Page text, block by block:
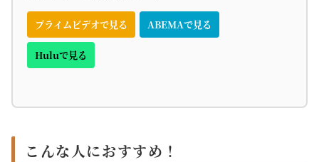
プライムビデオで見る ABEMAで見る
Huluで見る
こんな人におすすめ！